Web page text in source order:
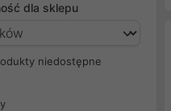
dla sklepu
niedostępne